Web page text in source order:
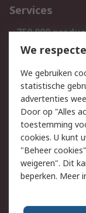
Services
750.000
Bestellen
Track & Trace
Wettelijk
Cookiebeleid
Privacybeleid
Algemene
Over RS
We
We gebruiken
statistische
advertenties
Door op "Alles
toestemming
cookies. U kunt
"Beheer
weigeren". Dit
beperken. Meer